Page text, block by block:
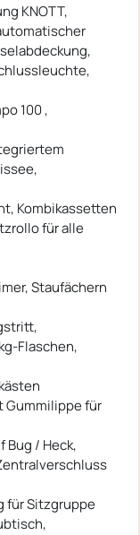
KNOTT,
100 ,
Kombikassetten
für alle
Staufächern
Flaschen,
Gummilippe für
Bug / Heck,
für Sitzgruppe